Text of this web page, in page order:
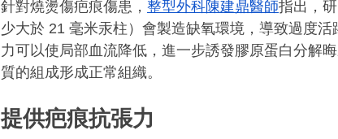
針對燒燙傷疤痕傷患， 整型外科陳建鼎醫師指出，
少大於 21 毫米汞柱）會製造缺氧環境，導致過度
力可以使局部血流降低，進一步誘發膠原蛋白分解
質的組成形成正常組織。
提供疤痕抗張力